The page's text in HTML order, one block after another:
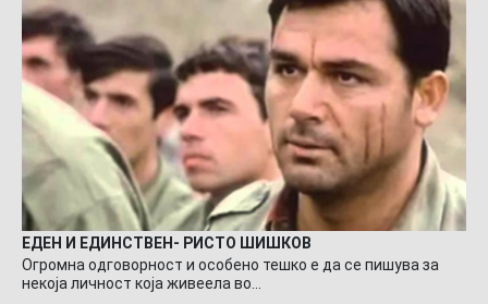
ЕДЕН И ЕДИНСТВЕН- РИСТО ШИШКОВ
Огромна одговорност и особено тешко е да се пишува за
некоја личност која живеела во…